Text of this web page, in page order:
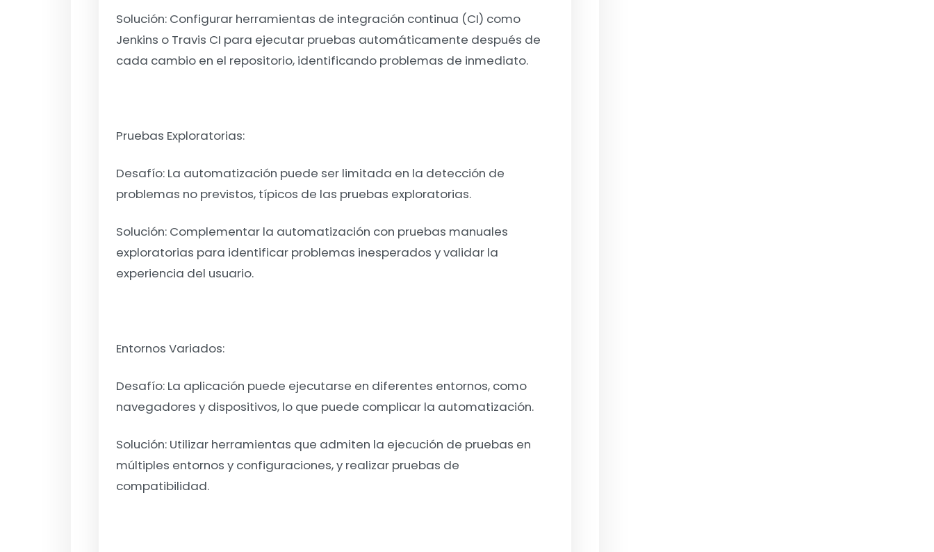
Solución: Configurar herramientas de integración continua (CI) como
Jenkins o Travis CI para ejecutar pruebas automáticamente después de
cada cambio en el repositorio, identificando problemas de inmediato.
Pruebas Exploratorias:
Desafío: La automatización puede ser limitada en la detección de
problemas no previstos, típicos de las pruebas exploratorias.
Solución: Complementar la automatización con pruebas manuales
exploratorias para identificar problemas inesperados y validar la
experiencia del usuario.
Entornos Variados:
Desafío: La aplicación puede ejecutarse en diferentes entornos, como
navegadores y dispositivos, lo que puede complicar la automatización.
Solución: Utilizar herramientas que admiten la ejecución de pruebas en
múltiples entornos y configuraciones, y realizar pruebas de
compatibilidad.